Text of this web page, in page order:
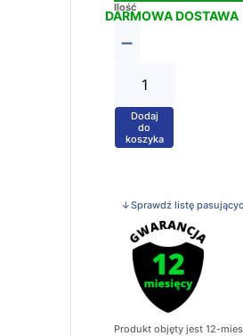
DARMOWA DOSTAWA
Ilość
−
+
Dodaj
do
koszyka
↓Sprawdź listę
Produkt objęty jest 12-